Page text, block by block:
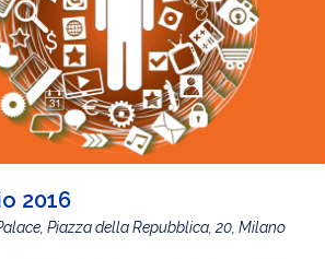
2016
Piazza della Repubblica, 20, Milano